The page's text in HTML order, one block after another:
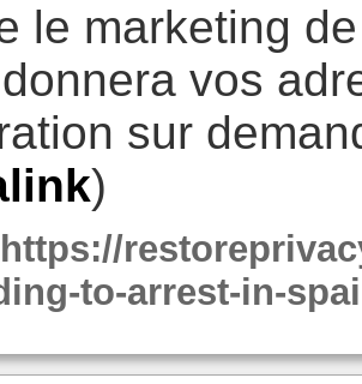
le marketing
vos
sur
)
https://
to-arrest-in-